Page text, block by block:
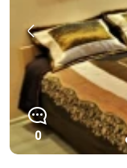
0